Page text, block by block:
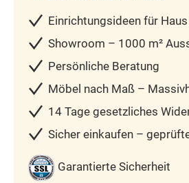
Einrichtungsideen für
Showroom – 1000 m²
Persönliche Beratung
Möbel nach Maß –
14 Tage gesetzliches
Sicher einkaufen –
Garantierte Sicherheit